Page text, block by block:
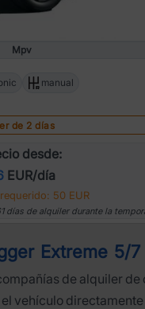
Mpv
manual
de 2 días
desde:
EUR/día
50 EUR
días de alquiler durante la
Extreme 5/
de alquiler de
vehículo directamente